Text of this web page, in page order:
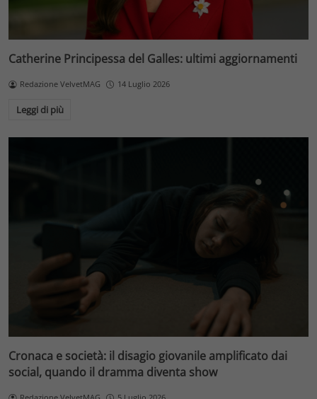
Catherine Principessa del Galles: ultimi aggiornamenti
Redazione VelvetMAG 14 Luglio 2026
Leggi di più
Cronaca e società: il disagio giovanile amplificato dai
social, quando il dramma diventa show